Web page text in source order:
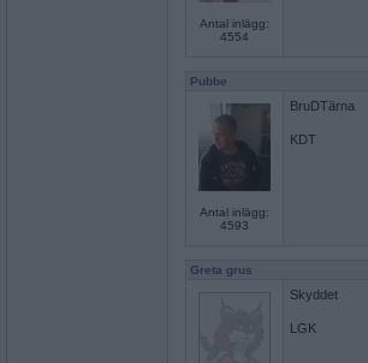
Antal inlägg:
4554
Pubbe
Antal inlägg:
4593
BruDTärna
KDT
Greta grus
Skyddet
LGK